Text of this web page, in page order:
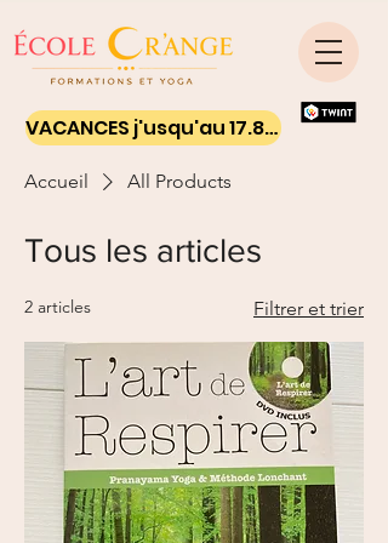
VACANCES j'usqu'au 17.8.26 - Ton yoga on line
Accueil All Products
Tous les articles
2 articles Filtrer et trier